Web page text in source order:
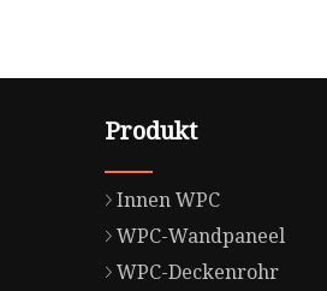
Produkt
Innen WPC
WPC-Wandpaneel
WPC-Deckenrohr